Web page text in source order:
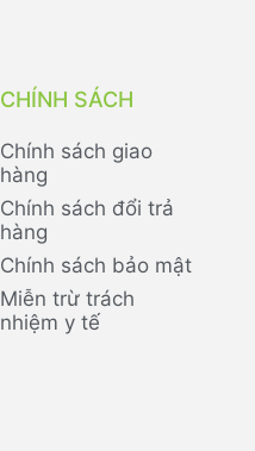
CHÍNH SÁCH
Chính sách giao
hàng
Chính sách đổi trả
hàng
Chính sách bảo mật
Miễn trừ trách
nhiệm y tế